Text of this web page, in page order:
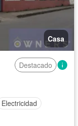
Casa
Destacado
Electricidad